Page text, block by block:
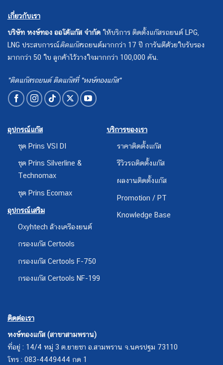
เกี่ยวกับเรา
บริษัท หงษ์ทอง ออโต้แก๊ส จำกัด ให้บริการ ติดตั้งแก๊สรถยนต์ LPG,
LNG ประสบการณ์ติดแก๊สรถยนต์มากกว่า 17 ปี การันตีด้วยใบรับรอง
มากกว่า 50 ใบ ลูกค้าไว้วางใจมากกว่า 100,000 คัน.
"ติดแก๊สรถยนต์ ติดแก๊สที่ "หงษ์ทองแก๊ส"
อุปกรณ์แก๊ส
ชุด Prins VSI DI
ชุด Prins Silverline &
Technomax
ชุด Prins Ecomax
อุปกรณ์เสริม
Oxyhtech ล้างเครืองยนต์
กรองแก๊ส Certools
กรองแก๊ส Certools F-750
กรองแก๊ส Certools NF-199
บริการของเรา
ราคาติดตั้งแก๊ส
รีวิวรถติดตั้งแก๊ส
ผลงานติดตั้งแก๊ส
Promotion / PT
Knowledge Base
ติดต่อเรา
หงษ์ทองแก๊ส (สาขาสามพราน)
ที่อยู่ : 14/4 หมู่ 3 ต.ยายชา อ.สามพราน จ.นครปฐม 73110
โทร : 083-4449444 กด 1